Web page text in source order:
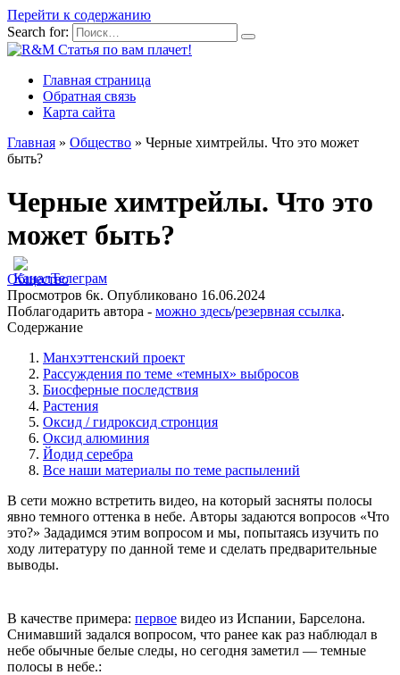
Перейти к содержанию
Search for:
Главная страница
Обратная связь
Карта сайта
Главная » Общество » Черные химтрейлы. Что это может
быть?
Черные химтрейлы. Что это
может быть?
Общество
Просмотров 6к. Опубликовано 16.06.2024
Поблагодарить автора - можно здесь/резервная ссылка.
Содержание
Манхэттенский проект
Рассуждения по теме «темных» выбросов
Биосферные последствия
Растения
Оксид / гидроксид стронция
Оксид алюминия
Йодид серебра
Все наши материалы по теме распылений
В сети можно встретить видео, на который засняты полосы
явно темного оттенка в небе. Авторы задаются вопросов «Что
это?» Зададимся этим вопросом и мы, попытаясь изучить по
ходу литературу по данной теме и сделать предварительные
выводы.
В качестве примера: первое видео из Испании, Барселона.
Снимавший задался вопросом, что ранее как раз наблюдал в
небе обычные белые следы, но сегодня заметил — темные
полосы в небе.: